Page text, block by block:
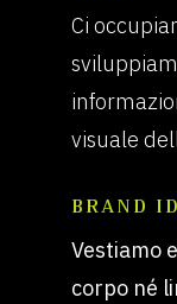
Ci
visuale
BRAND
Vestiamo
corpo né